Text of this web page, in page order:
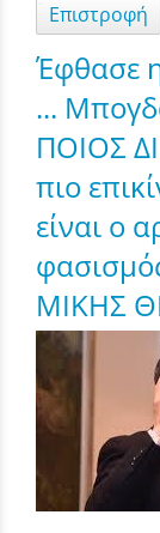
Επιστροφή
Έφθασε
...
ΠΟΙΟΣ
πιο
είναι ο
ΜΙΚΗΣ